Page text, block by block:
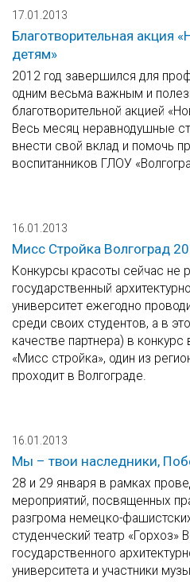
17.01.2013
Благотворительная акция
детям»
2012 год завершился для
одним весьма важным и
благотворительной акцией
Весь месяц неравнодушные
внести свой вклад и помочь
воспитанников ГЛОУ
16.01.2013
Мисс Стройка Волгоград
Конкурсы красоты сейчас не
государственный
университет ежегодно
среди своих студентов, а в
качестве партнера) в
«Мисс стройка», один из
проходит в Волгограде.
16.01.2013
Мы – твои наследники,
28 и 29 января в рамках
мероприятий, посвященных
разгрома немецко-
студенческий театр «Горхоз»
государственного
университета и участники